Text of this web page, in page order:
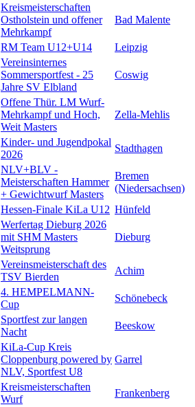
Kreismeisterschaften
Ostholstein und offener
Mehrkampf
Bad Malente
RM Team U12+U14 Leipzig
Vereinsinternes
Sommersportfest - 25
Jahre SV Elbland
Coswig
Offene Thür. LM Wurf-
Mehrkampf und Hoch,
Weit Masters
Zella-Mehlis
Kinder- und Jugendpokal
2026
Stadthagen
NLV+BLV -
Meisterschaften Hammer
+ Gewichtwurf Masters
Bremen
(Niedersachsen)
Hessen-Finale KiLa U12 Hünfeld
Werfertag Dieburg 2026
mit SHM Masters
Weitsprung
Dieburg
Vereinsmeisterschaft des
TSV Bierden
Achim
4. HEMPELMANN-
Cup
Schönebeck
Sportfest zur langen
Nacht
Beeskow
KiLa-Cup Kreis
Cloppenburg powered by
NLV, Sportfest U8
Garrel
Kreismeisterschaften
Wurf
Frankenberg